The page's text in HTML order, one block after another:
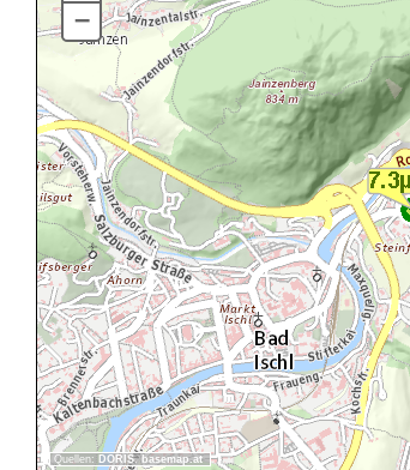
Quellen: DORIS, basemap.at
–